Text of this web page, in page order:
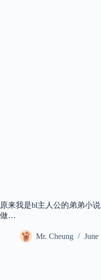
原来我是bl主人公的弟弟小
做…
Mr. Cheung June